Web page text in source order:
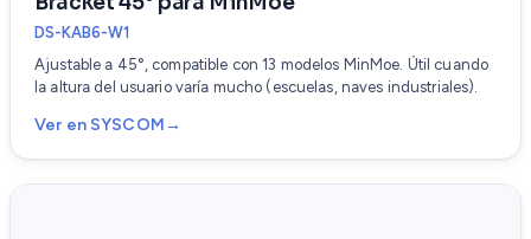
DS-KAB6-W1
Ajustable a 45°, compatible con 13 modelos MinMoe. Útil cuando
la altura del usuario varía mucho (escuelas, naves industriales).
Ver en SYSCOM